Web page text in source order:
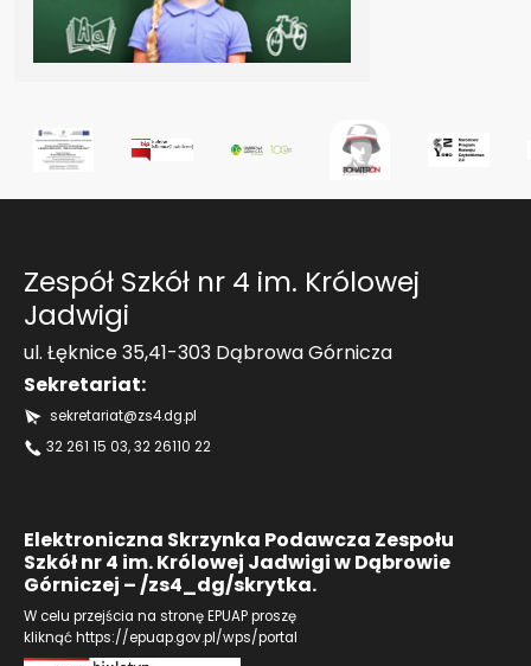
Zespół Szkół nr 4 im. Królowej
Jadwigi
ul. Łęknice 35,41-303 Dąbrowa Górnicza
Sekretariat:
sekretariat@zs4.dg.pl
32 261 15 03, 32 26110 22
Elektroniczna Skrzynka Podawcza Zespołu
Szkół nr 4 im. Królowej Jadwigi w Dąbrowie
Górniczej – /zs4_dg/skrytka.
W celu przejścia na stronę EPUAP proszę
kliknąćhttps://epuap.gov.pl/wps/portal